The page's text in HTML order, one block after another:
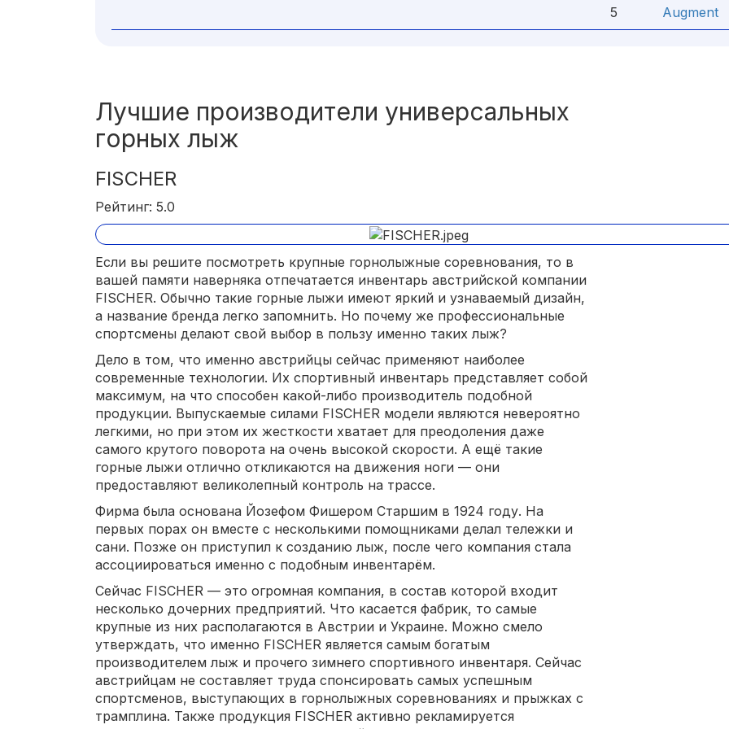
5 Augment
Лучшие производители универсальных
горных лыж
FISCHER
Рейтинг: 5.0
Если вы решите посмотреть крупные горнолыжные соревнования, то в
вашей памяти наверняка отпечатается инвентарь австрийской компании
FISCHER. Обычно такие горные лыжи имеют яркий и узнаваемый дизайн,
а название бренда легко запомнить. Но почему же профессиональные
спортсмены делают свой выбор в пользу именно таких лыж?
Дело в том, что именно австрийцы сейчас применяют наиболее
современные технологии. Их спортивный инвентарь представляет собой
максимум, на что способен какой-либо производитель подобной
продукции. Выпускаемые силами FISCHER модели являются невероятно
легкими, но при этом их жесткости хватает для преодоления даже
самого крутого поворота на очень высокой скорости. А ещё такие
горные лыжи отлично откликаются на движения ноги — они
предоставляют великолепный контроль на трассе.
Фирма была основана Йозефом Фишером Старшим в 1924 году. На
первых порах он вместе с несколькими помощниками делал тележки и
сани. Позже он приступил к созданию лыж, после чего компания стала
ассоциироваться именно с подобным инвентарём.
Сейчас FISCHER — это огромная компания, в состав которой входит
несколько дочерних предприятий. Что касается фабрик, то самые
крупные из них располагаются в Австрии и Украине. Можно смело
утверждать, что именно FISCHER является самым богатым
производителем лыж и прочего зимнего спортивного инвентаря. Сейчас
австрийцам не составляет труда спонсировать самых успешным
спортсменов, выступающих в горнолыжных соревнованиях и прыжках с
трамплина. Также продукция FISCHER активно рекламируется